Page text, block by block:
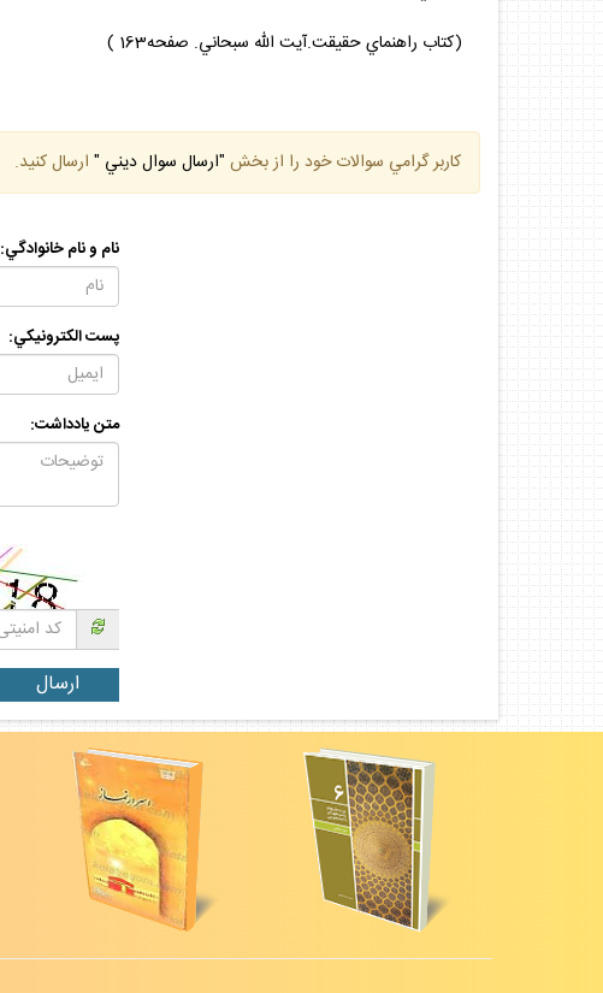
(كتاب راهنماي حقيقت.آيت الله سبحاني. صفحه163 )
كاربر گرامي سوالات خود را از بخش "ارسال سوال ديني " ارسال كنيد.
نام و نام خانوادگي:
پست الكترونيكي:
متن يادداشت: